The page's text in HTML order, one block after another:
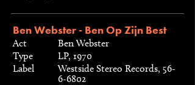
Ben Webster - Ben Op Zijn Best
Act
Ben Webster
Type
LP, 1970
Label
Westside Stereo Records, 56-
6-6802